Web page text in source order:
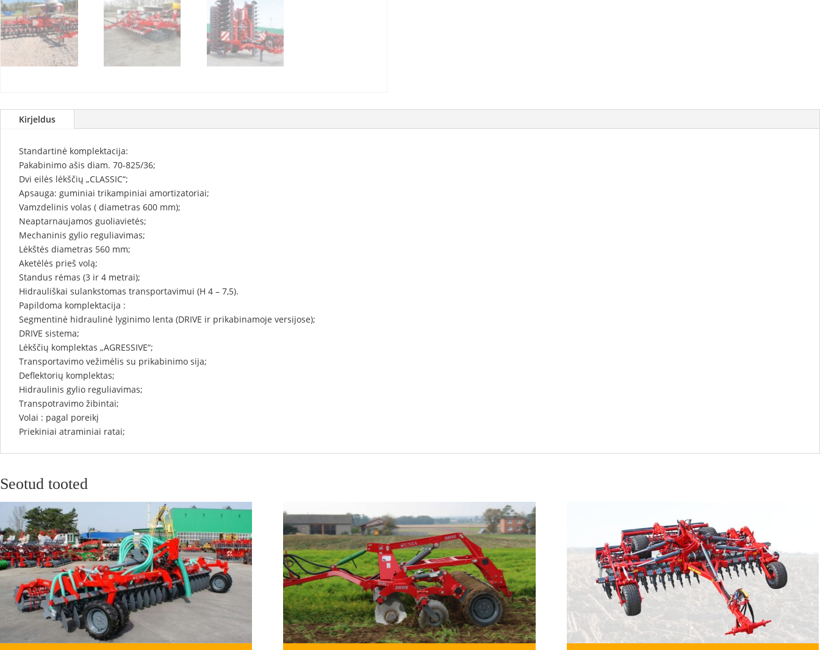
Kirjeldus
Standartinė komplektacija:
Pakabinimo ašis diam. 70-825/36;
Dvi eilės lėkščių „CLASSIC“;
Apsauga: guminiai trikampiniai amortizatoriai;
Vamzdelinis volas ( diametras 600 mm);
Neaptarnaujamos guoliavietės;
Mechaninis gylio reguliavimas;
Lėkštės diametras 560 mm;
Aketėlės prieš volą;
Standus rėmas (3 ir 4 metrai);
Hidrauliškai sulankstomas transportavimui (H 4 – 7,5).
Papildoma komplektacija :
Segmentinė hidraulinė lyginimo lenta (DRIVE ir prikabinamoje versijose);
DRIVE sistema;
Lėkščių komplektas „AGRESSIVE“;
Transportavimo vežimėlis su prikabinimo sija;
Deflektorių komplektas;
Hidraulinis gylio reguliavimas;
Transpotravimo žibintai;
Volai : pagal poreikį
Priekiniai atraminiai ratai;
Seotud tooted